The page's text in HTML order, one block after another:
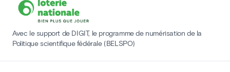
Avec le support de DIGIT, le programme de numérisation de la
Politique scientifique fédérale (BELSPO)